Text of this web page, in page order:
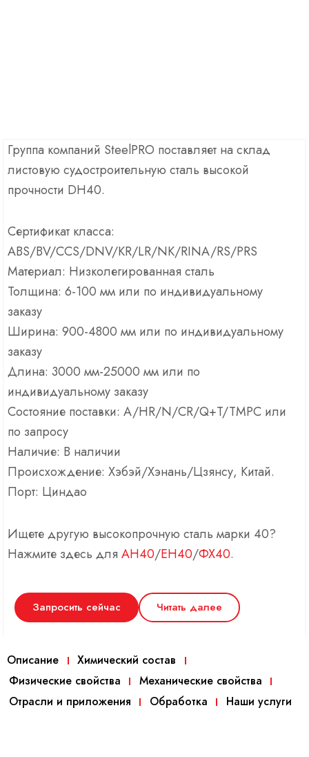
Группа компаний SteelPRO поставляет на склад
листовую судостроительную сталь высокой
прочности DH40.
Сертификат класса:
ABS/BV/CCS/DNV/KR/LR/NK/RINA/RS/PRS
Материал: Низколегированная сталь
Толщина: 6-100 мм или по индивидуальному
заказу
Ширина: 900-4800 мм или по индивидуальному
заказу
Длина: 3000 мм-25000 мм или по
индивидуальному заказу
Состояние поставки: A/HR/N/CR/Q+T/TMPC или
по запросу
Наличие: В наличии
Происхождение: Хэбэй/Хэнань/Цзянсу, Китай.
Порт: Циндао
Ищете другую высокопрочную сталь марки 40?
Нажмите здесь дляAH40/EH40/ФХ40.
Запросить сейчас Читать далее
Описание
Химический состав
Физические свойства
Механические свойства
Отрасли и приложения
Обработка Наши услуги